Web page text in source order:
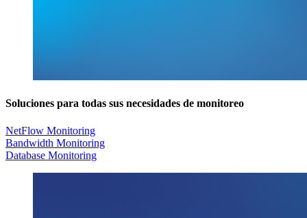
Soluciones para todas sus necesidades de monitoreo
NetFlow Monitoring
Bandwidth Monitoring
Database Monitoring